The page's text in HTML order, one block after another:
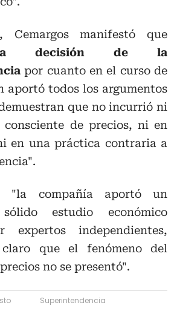
Cemargos manifestó que
la decisión de la
por cuanto en el curso de
aportó todos los argumentos
que no incurrió ni
consciente de precios, ni en
en una práctica contraria a
"la compañía aportó un
estudio económico
expertos independientes,
que el fenómeno del
no se presentó".
Superintendencia